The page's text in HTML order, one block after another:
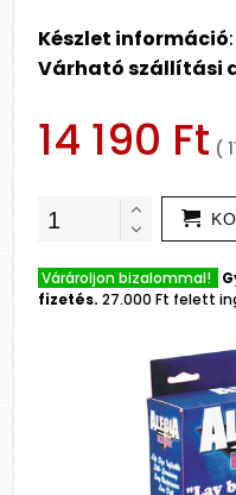
Készlet információ:
Várható szállítási
14 190 Ft (
Várároljon bizalommal!
fizetés. 27.000 Ft felett